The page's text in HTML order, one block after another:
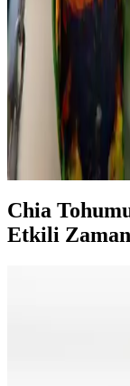
yemeklerde ve
katmaya devam eder.
Konak
Tercihleri ve
Şekerleme ve tatlı
yelpazeye sahiptir.
rekabet ve yenilikçilik
Chia
Etkili